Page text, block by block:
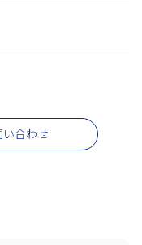
い合わせ